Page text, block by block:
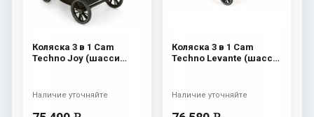
Коляска 3 в 1 Cam
Techno Joy (шасси
Наличие уточняйте
Коляска 3 в 1 Cam
Techno Levante (шасси
Наличие уточняйте